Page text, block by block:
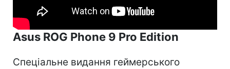
Asus ROG Phone 9 Pro Edition
Спеціальне видання геймерського